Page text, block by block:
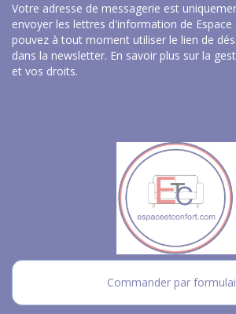
Votre adresse de messagerie est
envoyer les lettres d'information de
pouvez à tout moment utiliser le lien de
dans la newsletter. En savoir plus sur la
et vos droits.
Commander par